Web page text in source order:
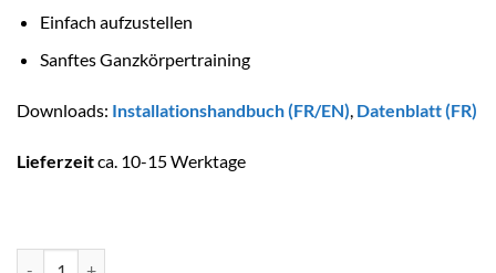
Einfach aufzustellen
Sanftes Ganzkörpertraining
Downloads: Installationshandbuch (FR/EN), Datenblatt (FR)
Lieferzeitca. 10-15 Werktage